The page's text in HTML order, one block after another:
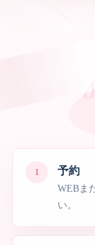
予約
WEBま
い。